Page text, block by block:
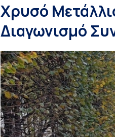
Χρυσό
Διαγωνισμό